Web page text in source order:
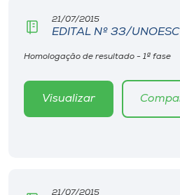
21/07/2015
EDITAL Nº 33/
Homologação de resultado - 1ª fase
Visualizar
21/07/2015